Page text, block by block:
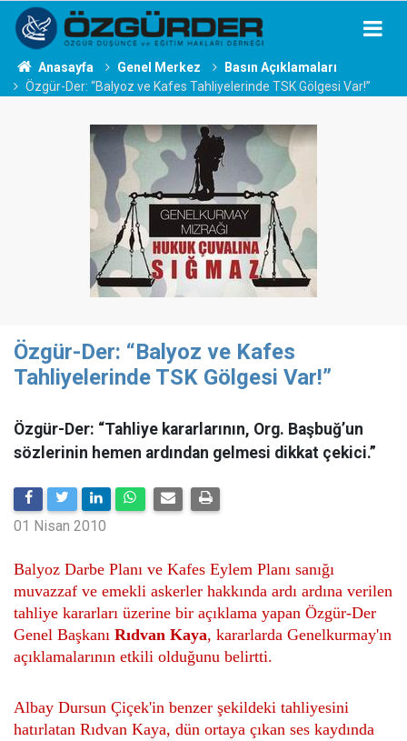
Anasayfa Genel Merkez
Basın Açıklamaları
Özgür-Der: “Balyoz ve Kafes Tahliyelerinde TSK Gölgesi Var!”
Özgür-Der: “Balyoz ve Kafes
Tahliyelerinde TSK Gölgesi Var!”
Özgür-Der: “Tahliye kararlarının, Org. Başbuğ’un
sözlerinin hemen ardından gelmesi dikkat çekici.”
01 Nisan 2010
Balyoz Darbe Planı ve Kafes Eylem Planı sanığı
muvazzaf ve emekli askerler hakkında ardı ardına verilen
tahliye kararları üzerine bir açıklama yapan Özgür-Der
Genel Başkanı Rıdvan Kaya, kararlarda Genelkurmay'ın
açıklamalarının etkili olduğunu belirtti.
Albay Dursun Çiçek'in benzer şekildeki tahliyesini
hatırlatan Rıdvan Kaya, dün ortaya çıkan ses kaydında